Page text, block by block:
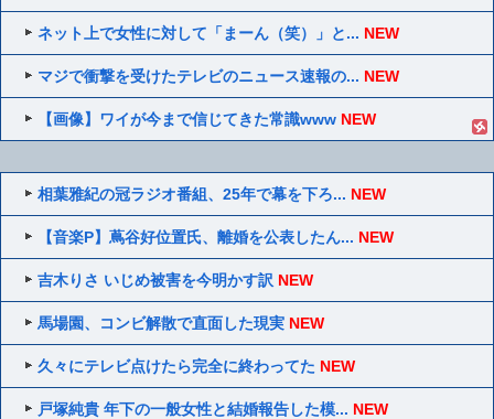
ネット上で女性に対して「まーん（笑）」と... NEW
マジで衝撃を受けたテレビのニュース速報の... NEW
【画像】ワイが今まで信じてきた常識www NEW
相葉雅紀の冠ラジオ番組、25年で幕を下ろ... NEW
【音楽P】蔦谷好位置氏、離婚を公表したん... NEW
吉木りさ いじめ被害を今明かす訳 NEW
馬場園、コンビ解散で直面した現実 NEW
久々にテレビ点けたら完全に終わってた NEW
戸塚純貴 年下の一般女性と結婚報告した模... NEW